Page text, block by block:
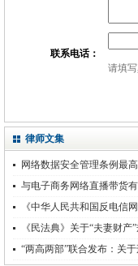
联系电话：
请填
律师文集
网络数据安全管理条例最
日生效
与电子商务网络直播带货
消费者权益保护法实施条例
《中华人民共和国反电信
12月1日即今日正式实施
《民法典》关于“夫妻财产
“两高两部”联合发布：关